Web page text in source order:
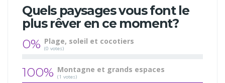
Quels paysages vous font le
plus rêver en ce moment?
0% Plage, soleil et cocotiers
(0 votes)
100% Montagne et grands espaces
(1 votes)